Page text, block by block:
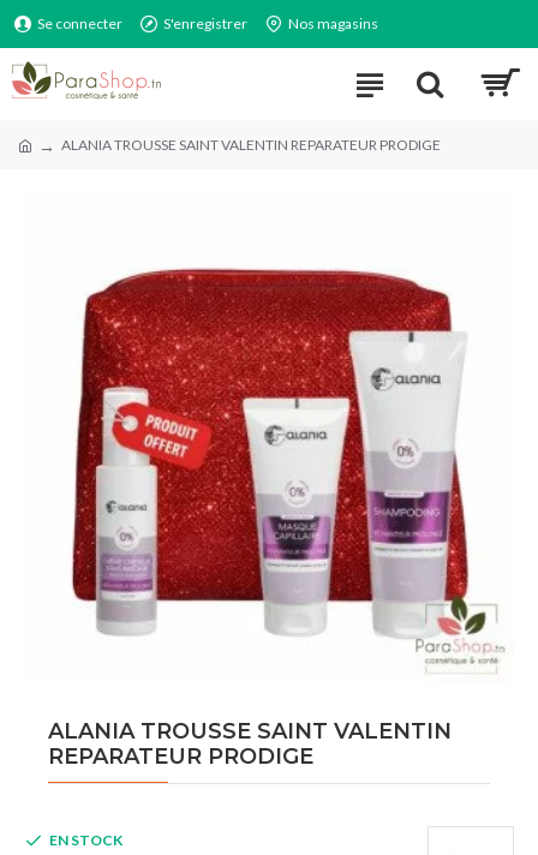
Se connecter S'enregistrer Nos magasins
ALANIA TROUSSE SAINT VALENTIN REPARATEUR PRODIGE
ALANIA TROUSSE SAINT VALENTIN
REPARATEUR PRODIGE
EN STOCK